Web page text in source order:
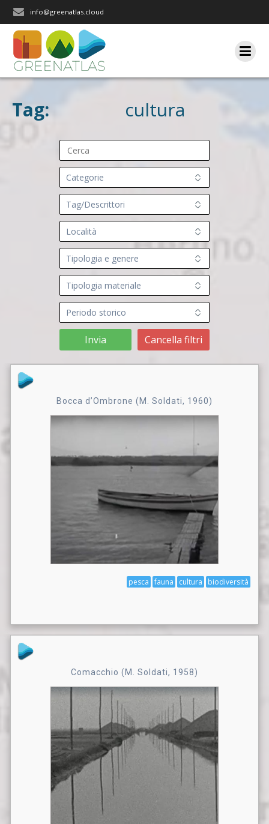
info@greenatlas.cloud
Tag: cultura
Invia Cancella filtri
Bocca d’Ombrone (M. Soldati, 1960)
biodiversità
cultura
fauna
pesca
Comacchio (M. Soldati, 1958)